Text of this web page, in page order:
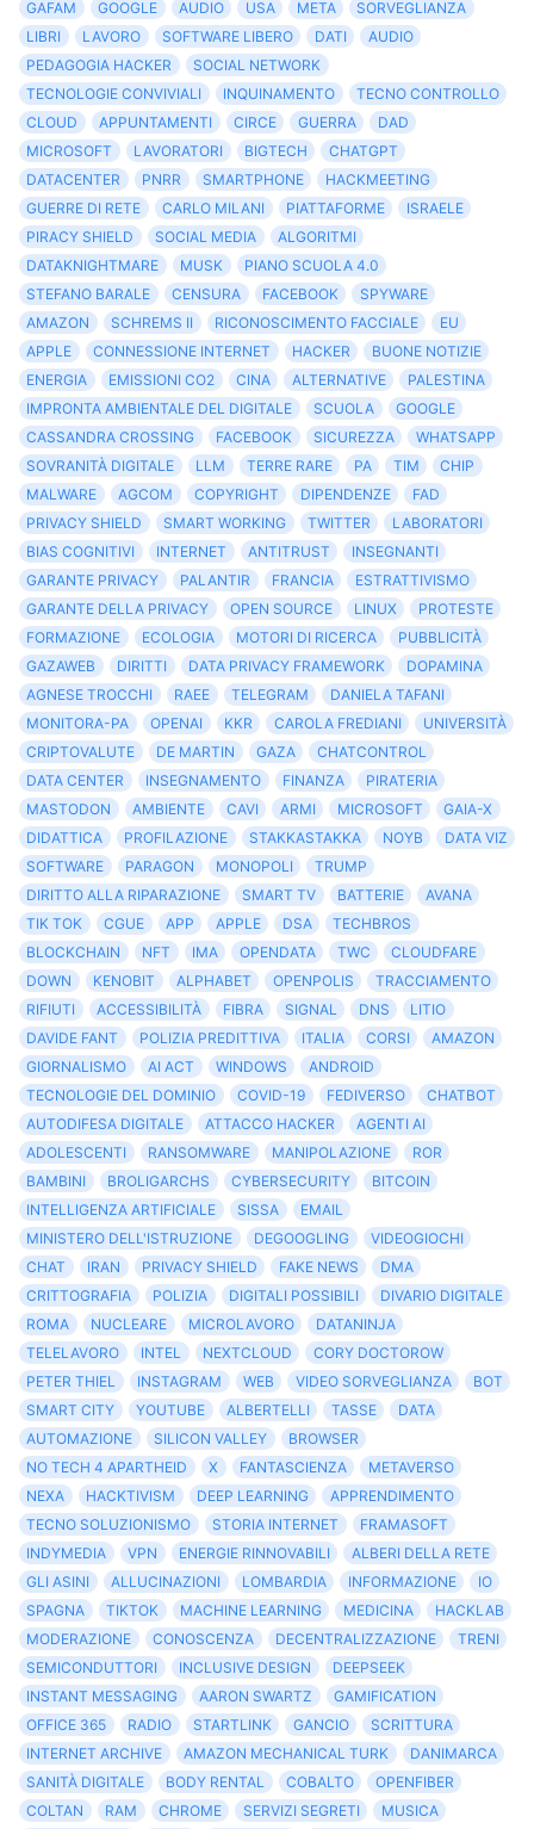
GAFAM GOOGLE AUDIO USA META
SORVEGLIANZA
LIBRI
LAVORO SOFTWARE LIBERO DATI
AUDIO
PEDAGOGIA HACKER
SOCIAL NETWORK
TECNOLOGIE CONVIVIALI
INQUINAMENTO
TECNO CONTROLLO
CLOUD
APPUNTAMENTI CIRCE GUERRA
DAD
MICROSOFT
LAVORATORI BIGTECH
CHATGPT
DATACENTER
PNRR SMARTPHONE
HACKMEETING
GUERRE DI RETE
CARLO MILANI PIATTAFORME
ISRAELE
PIRACY SHIELD
SOCIAL MEDIA
ALGORITMI
DATAKNIGHTMARE
MUSK
PIANO SCUOLA 4.0
STEFANO BARALE
CENSURA FACEBOOK
SPYWARE
AMAZON
SCHREMS II RICONOSCIMENTO FACCIALE
EU
APPLE
CONNESSIONE INTERNET HACKER
BUONE NOTIZIE
ENERGIA
EMISSIONI CO2 CINA ALTERNATIVE
PALESTINA
IMPRONTA AMBIENTALE DEL DIGITALE
SCUOLA
GOOGLE
CASSANDRA CROSSING
FACEBOOK SICUREZZA
WHATSAPP
SOVRANITÀ DIGITALE
LLM TERRE RARE PA TIM
CHIP
MALWARE
AGCOM COPYRIGHT DIPENDENZE
FAD
PRIVACY SHIELD
SMART WORKING TWITTER
LABORATORI
BIAS COGNITIVI
INTERNET ANTITRUST
INSEGNANTI
GARANTE PRIVACY
PALANTIR FRANCIA
ESTRATTIVISMO
GARANTE DELLA PRIVACY
OPEN SOURCE LINUX
PROTESTE
FORMAZIONE
ECOLOGIA MOTORI DI RICERCA
PUBBLICITÀ
GAZAWEB
DIRITTI DATA PRIVACY FRAMEWORK
DOPAMINA
AGNESE TROCCHI
RAEE TELEGRAM
DANIELA TAFANI
MONITORA-PA
OPENAI KKR CAROLA FREDIANI
UNIVERSITÀ
CRIPTOVALUTE
DE MARTIN GAZA
CHATCONTROL
DATA CENTER
INSEGNAMENTO FINANZA
PIRATERIA
MASTODON
AMBIENTE CAVI ARMI MICROSOFT
GAIA-X
DIDATTICA
PROFILAZIONE STAKKASTAKKA NOYB
DATA VIZ
SOFTWARE
PARAGON MONOPOLI
TRUMP
DIRITTO ALLA RIPARAZIONE
SMART TV BATTERIE
AVANA
TIK TOK
CGUE APP APPLE DSA
TECHBROS
BLOCKCHAIN
NFT IMA OPENDATA TWC
CLOUDFARE
DOWN
KENOBIT ALPHABET OPENPOLIS
TRACCIAMENTO
RIFIUTI
ACCESSIBILITÀ FIBRA SIGNAL DNS
LITIO
DAVIDE FANT
POLIZIA PREDITTIVA ITALIA CORSI
AMAZON
GIORNALISMO
AI ACT WINDOWS
ANDROID
TECNOLOGIE DEL DOMINIO
COVID-19 FEDIVERSO
CHATBOT
AUTODIFESA DIGITALE
ATTACCO HACKER
AGENTI AI
ADOLESCENTI
RANSOMWARE MANIPOLAZIONE
ROR
BAMBINI
BROLIGARCHS CYBERSECURITY
BITCOIN
INTELLIGENZA ARTIFICIALE
SISSA
EMAIL
MINISTERO DELL'ISTRUZIONE
DEGOOGLING
VIDEOGIOCHI
CHAT
IRAN PRIVACY SHIELD FAKE NEWS
DMA
CRITTOGRAFIA
POLIZIA DIGITALI POSSIBILI
DIVARIO DIGITALE
ROMA
NUCLEARE MICROLAVORO
DATANINJA
TELELAVORO
INTEL NEXTCLOUD
CORY DOCTOROW
PETER THIEL
INSTAGRAM WEB VIDEO SORVEGLIANZA
BOT
SMART CITY
YOUTUBE ALBERTELLI TASSE
DATA
AUTOMAZIONE
SILICON VALLEY
BROWSER
NO TECH 4 APARTHEID
X FANTASCIENZA
METAVERSO
NEXA
HACKTIVISM DEEP LEARNING
APPRENDIMENTO
TECNO SOLUZIONISMO
STORIA INTERNET
FRAMASOFT
INDYMEDIA
VPN ENERGIE RINNOVABILI
ALBERI DELLA RETE
GLI ASINI
ALLUCINAZIONI LOMBARDIA INFORMAZIONE
IO
SPAGNA
TIKTOK MACHINE LEARNING MEDICINA
HACKLAB
MODERAZIONE
CONOSCENZA DECENTRALIZZAZIONE
TRENI
SEMICONDUTTORI
INCLUSIVE DESIGN
DEEPSEEK
INSTANT MESSAGING
AARON SWARTZ
GAMIFICATION
OFFICE 365
RADIO STARTLINK GANCIO
SCRITTURA
INTERNET ARCHIVE
AMAZON MECHANICAL TURK
DANIMARCA
SANITÀ DIGITALE
BODY RENTAL COBALTO
OPENFIBER
COLTAN
RAM CHROME SERVIZI SEGRETI
MUSICA